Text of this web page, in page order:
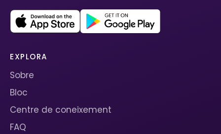
EXPLORA
Sobre
Bloc
Centre de coneixement
FAQ